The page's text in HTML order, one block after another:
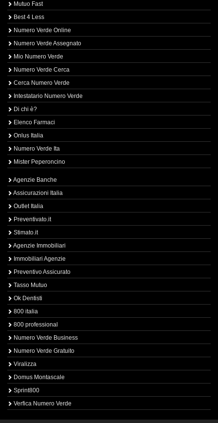
Mutuo Fast
Best 4 Less
Numero Verde Online
Numero Verde Assegnato
Mio Numero Verde
Numero Verde Cerca
Cerca Numero Verde
Intestatario Numero Verde
Di chi è?
Elenco Farmaci
Onlus Italia
Numero Verde Ita
Mister Peperoncino
Agenzie Banche
Assicurazioni Italia
Outlet Italia
Preventivato.it
Stimato.it
Agenzie Immobiliari
Immobiliari Agenzie
Preventivo Assicurato
Tasso Mutuo
Ok Dentisti
800 italia
800 professional
Numero Verde Business
Numero Verde Gratuito
Viralizza
Domus Montascale
Sprint800
Verfica Numero Verde